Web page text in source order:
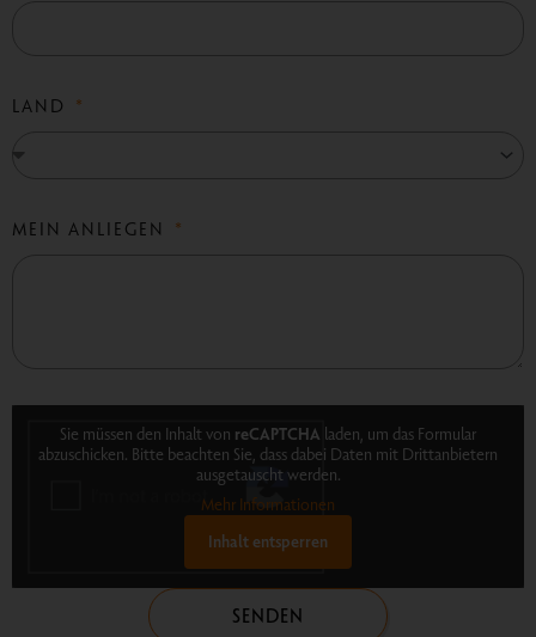
LAND
MEIN ANLIEGEN
Sie müssen den Inhalt von reCAPTCHA laden, um das Formular
abzuschicken. Bitte beachten Sie, dass dabei Daten mit Drittanbietern
ausgetauscht werden.
Mehr Informationen
Inhalt entsperren
SENDEN